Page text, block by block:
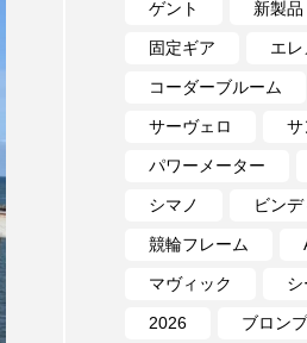
ゲント 新製品
固定ギア エレ
コーダーブルーム
サーヴェロ サ
パワーメーター
シマノ ビン
競輪フレーム
マヴィック シ
2026 ブロン